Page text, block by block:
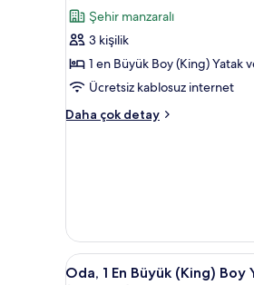
1
En
Büyük
(King)
Boy
Yatak
Masters
Bay)
için
Şehir manzaralı
3 kişilik
1 en Büyük Boy (King) Yatak
Ücretsiz kablosuz internet
Daha çok detay
Grand
Yatak
ve
Çekyat,
Şehir
Oda,
2
Oda, 1 En Büyük (King) Boy